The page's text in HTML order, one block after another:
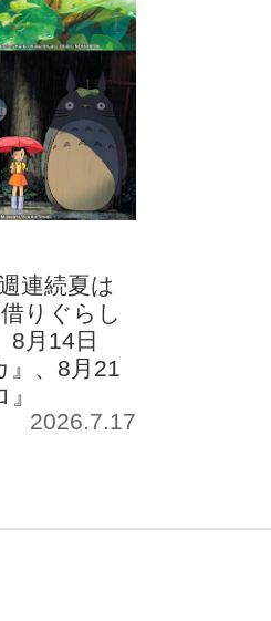
連続夏は
りぐらし
8月14日
』、8月21
2026.7.17